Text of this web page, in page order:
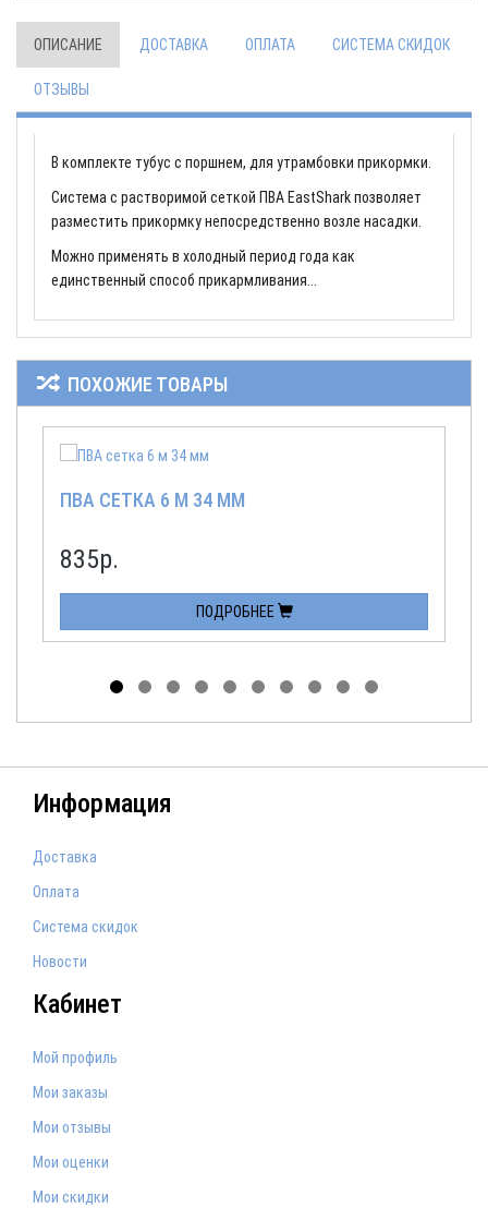
ОПИСАНИЕ ДОСТАВКА ОПЛАТА СИСТЕМА СКИДОК
ОТЗЫВЫ
В комплекте тубус с поршнем, для утрамбовки прикормки.
Система с растворимой сеткой ПВА EastShark позволяет
разместить прикормку непосредственно возле насадки.
Можно применять в холодный период года как
единственный способ прикармливания...
ПОХОЖИЕ ТОВАРЫ
ПВА СЕТКА 6 М 34 ММ
835р.
ПОДРОБНЕЕ
Информация
Доставка
Оплата
Система скидок
Новости
Кабинет
Мой профиль
Мои заказы
Мои отзывы
Мои оценки
Мои скидки